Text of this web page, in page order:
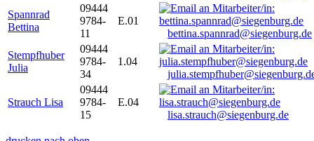
Spannrad
Bettina
09444
9784-
11
E.01
bettina.spannrad@siegenburg.de
Stempfhuber
Julia
09444
9784-
34
1.04
Strauch Lisa
09444
9784-
15
E.04
lisa.strauch@siegenburg.de